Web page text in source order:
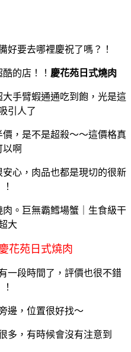
好要去哪裡慶祝了嗎？！
的店！！ 慶花苑日式燒肉
手臂蝦通通吃到飽，光是這
引人了
，是不是超殺～～這價格真
以啊
心，肉品也都是現切的很新
花苑日式燒肉
一段時間了，評價也很不錯
邊，位置很好找～
多，有時候會沒有注意到